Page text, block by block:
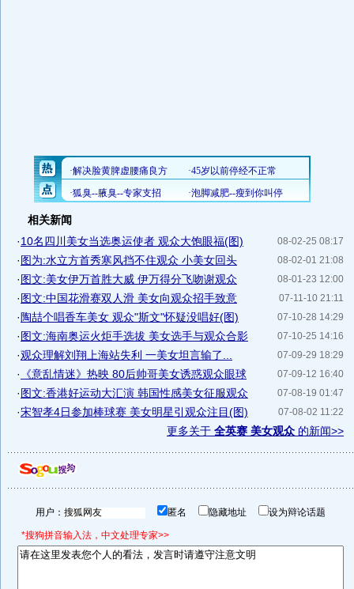
相关新闻
08-02-25 08:17
·10名四川美女当选奥运使者 观众大饱眼福(图)
08-02-01 21:08
·图为:水立方首秀寒风挡不住观众 小美女回头
08-01-23 12:00
·图文:美女伊万首胜大威 伊万得分飞吻谢观众
07-11-10 21:11
·图文:中国花滑赛双人滑 美女向观众招手致意
07-10-28 14:29
· 陶喆个唱香车美女 观众"斯文"怀疑没唱好(图)
07-10-25 14:16
·图文:海南奥运火炬手选拔 美女选手与观众合影
07-09-29 18:29
·观众理解刘翔上海站失利 一美女坦言输了...
07-09-12 16:40
· 《意乱情迷》热映 80后帅哥美女诱惑观众眼球
07-08-19 01:47
·图文:香港好运动大汇演 韩国性感美女征服观众
07-08-02 11:22
·宋智孝4日参加棒球赛 美女明星引观众注目(图)
更多关于 全英赛 美女观众 的新闻>>
用户： 匿名 隐藏地址 设为辩论话题
*搜狗拼音输入法，中文处理专家>>